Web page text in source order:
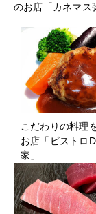
のお店「カネマス
こだわりの料理
お店「ビストロ
家」